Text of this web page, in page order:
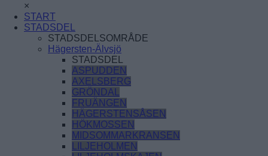
×
START
STADSDEL
STADSDELSOMRÅDE
Hägersten-Älvsjö
STADSDEL
ASPUDDEN
AXELSBERG
GRÖNDAL
FRUÄNGEN
HÄGERSTENSÅSEN
HÖKMOSSEN
MIDSOMMARKRANSEN
LILJEHOLMEN